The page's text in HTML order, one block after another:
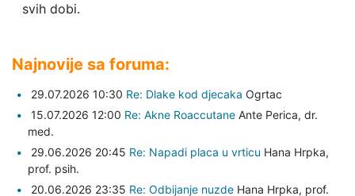
svih dobi.
Najnovije sa foruma:
29.07.2026 10:30 Re: Dlake kod djecaka Ogrtac
15.07.2026 12:00 Re: Akne Roaccutane Ante Perica, dr.
med.
29.06.2026 20:45 Re: Napadi placa u vrticu Hana Hrpka,
prof. psih.
20.06.2026 23:35 Re: Odbijanje nuzde Hana Hrpka, prof.